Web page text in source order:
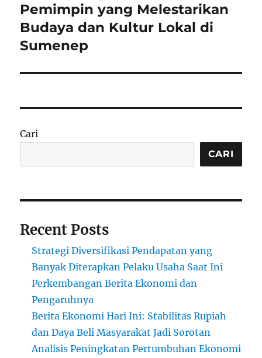
post:
Pemimpin yang Melestarikan
Budaya dan Kultur Lokal di
Sumenep
Cari
CARI
Recent Posts
Strategi Diversifikasi Pendapatan yang
Banyak Diterapkan Pelaku Usaha Saat Ini
Perkembangan Berita Ekonomi dan
Pengaruhnya
Berita Ekonomi Hari Ini: Stabilitas Rupiah
dan Daya Beli Masyarakat Jadi Sorotan
Analisis Peningkatan Pertumbuhan Ekonomi